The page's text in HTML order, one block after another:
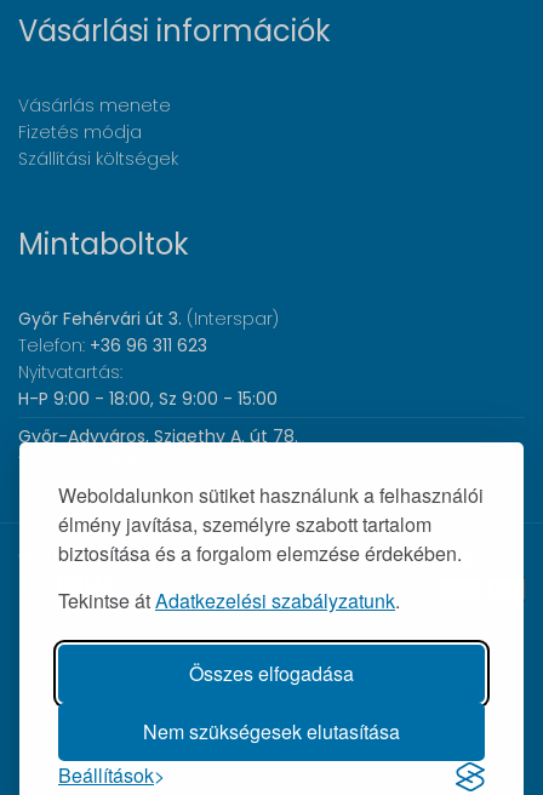
Weboldalunkon sütiket használunk a felhasználói
élmény javítása, személyre szabott tartalom
biztosítása és a forgalom elemzése érdekében.
Tekintse átAdatkezelési szabályzatunk.
Összes elfogadása
Nem szükségesek elutasítása
Beállítások
Vásárlási információk
Vásárlás menete
Fizetés módja
Szállítási költségek
Mintaboltok
Győr Fehérvári út 3. (Interspar)
Telefon: +36 96 311 623
Nyitvatartás:
H-P 9:00 - 18:00, Sz 9:00 - 15:00
Győr-Adyváros, Szigethy A. út 78.
Telefon:
Nyitvatartás:H-P 8:00 - 17:00
© 2026 Wolf Orvosi Műszer Kft. |